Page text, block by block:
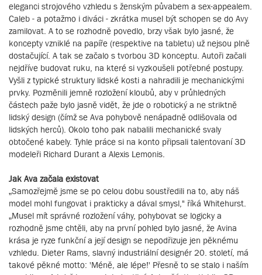
eleganci strojového vzhledu s ženským půvabem a sex-appealem.
Caleb - a potažmo i diváci - zkrátka musel být schopen se do Avy
zamilovat. A to se rozhodně povedlo, brzy však bylo jasné, že
koncepty vzniklé na papíře (respektive na tabletu) už nejsou plně
dostačující. A tak se začalo s tvorbou 3D konceptu. Autoři začali
nejdříve budovat ruku, na které si vyzkoušeli potřebné postupy.
Vyšli z typické struktury lidské kosti a nahradili je mechanickými
prvky. Pozměnili jemně rozložení kloubů, aby v průhledných
částech paže bylo jasně vidět, že jde o robotický a ne striktně
lidský design (čímž se Ava pohybově nenápadně odlišovala od
lidských herců). Okolo toho pak nabalili mechanické svaly
obtočené kabely. Tyhle práce si na konto připsali talentovaní 3D
modeleři Richard Durant a Alexis Lemonis.
Jak Ava začala existovat
„Samozřejmě jsme se po celou dobu soustředili na to, aby náš
model mohl fungovat i prakticky a dával smysl," říká Whitehurst.
„Musel mít správné rozložení váhy, pohybovat se logicky a
rozhodně jsme chtěli, aby na první pohled bylo jasné, že Avina
krása je ryze funkční a její design se nepodřizuje jen pěknému
vzhledu. Dieter Rams, slavný industriální designér 20. století, má
takové pěkné motto: 'Méně, ale lépe!' Přesně to se stalo i naším